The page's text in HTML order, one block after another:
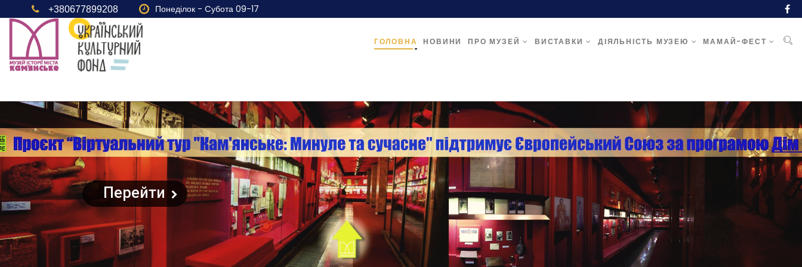
+380677899208 Понеділок - Cубота 09-17
ГОЛОВНА НОВИНИ ПРО МУЗЕЙ ВИСТАВКИ ДІЯЛЬНІСТЬ МУЗЕЮ МАМАЙ-ФЕСТ
Перейти